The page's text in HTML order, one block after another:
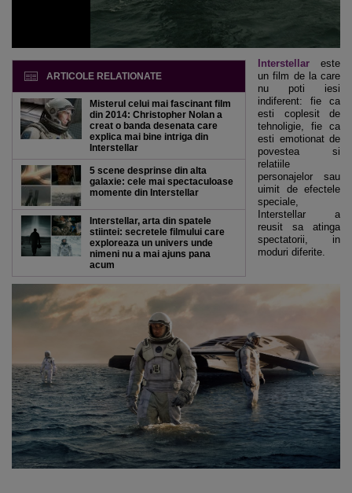
ARTICOLE RELATIONATE
Misterul celui mai fascinant film
din 2014: Christopher Nolan a
creat o banda desenata care
explica mai bine intriga din
Interstellar
5 scene desprinse din alta
galaxie: cele mai spectaculoase
momente din Interstellar
Interstellar, arta din spatele
stiintei: secretele filmului care
exploreaza un univers unde
nimeni nu a mai ajuns pana
acum
Interstellar este
un film de la care
nu poti iesi
indiferent: fie ca
esti coplesit de
tehnoligie, fie ca
esti emotionat de
povestea si
relatiile
personajelor sau
uimit de efectele
speciale,
Interstellar a
reusit sa atinga
spectatorii, in
moduri diferite.